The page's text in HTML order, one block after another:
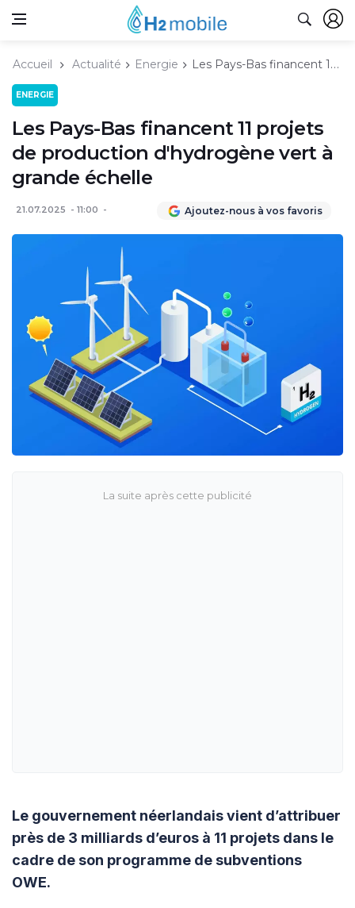
Accueil Actualité Energie Les Pays-Bas financent 11 projets de production d'hydrogène vert à grande échelle
ENERGIE
Les Pays-Bas financent 11 projets
de production d'hydrogène vert à
grande échelle
21.07.2025 11:00 Ajoutez-nous à vos favoris
Le gouvernement néerlandais vient d’attribuer
près de 3 milliards d’euros à 11 projets dans le
cadre de son programme de subventions
OWE.